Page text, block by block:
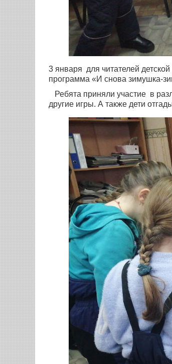
3 января для читателей
программа «И снова зимушка-
Ребята приняли участие в
другие игры. А также дети